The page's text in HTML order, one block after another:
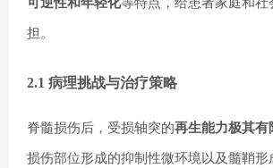
可逆性和年轻化等特点，给患者家庭和社
担。
2.1 病理挑战与治疗策略
脊髓损伤后，受损轴突的再生能力极其有
损伤部位形成的抑制性微环境以及髓鞘